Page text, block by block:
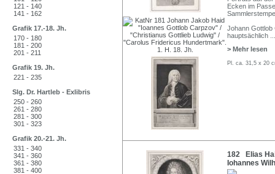
121 - 140
141 - 162
Grafik 17.-18. Jh.
170 - 180
181 - 200
201 - 211
Grafik 19. Jh.
221 - 235
Slg. Dr. Hartleb - Exlibris
250 - 260
261 - 280
281 - 300
301 - 323
Grafik 20.-21. Jh.
331 - 340
341 - 360
361 - 380
381 - 400
Ecken im
Johann Gottlob
hauptsächlich
> Mehr lesen
Pl. ca. 31,5 x 20
182 Elias
Iohannes